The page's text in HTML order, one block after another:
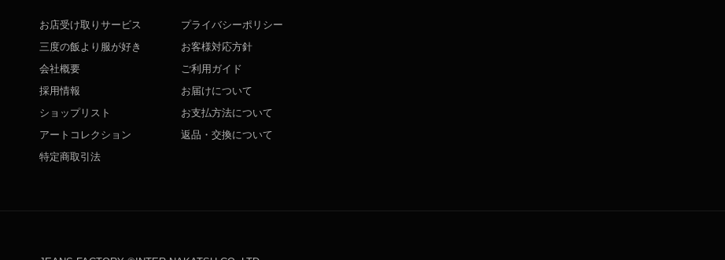
お店受け取りサービス
三度の飯より服が好き
会社概要
採用情報
ショップリスト
アートコレクション
特定商取引法
プライバシーポリシー
お客様対応方針
ご利用ガイド
お届けについて
お支払方法について
返品・交換について